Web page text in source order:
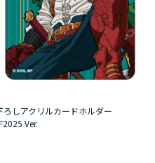
ォーム
ら本気だす～』
ますが ～雛宮蝶鼠と
しアクリルカードホルダー
Ver.